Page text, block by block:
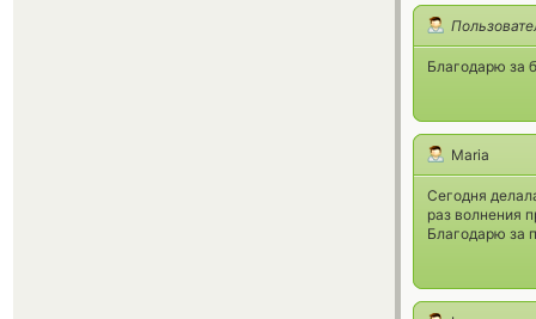
Благодарю за
Maria
Сегодня
раз волнения
Благодарю за